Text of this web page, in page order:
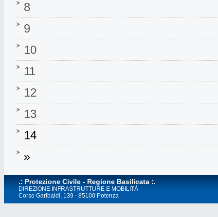
8
9
10
11
12
13
14
»
.: Protezione Civile - Regione Basilicata :.
DIREZIONE INFRASTRUTTURE E MOBILITÁ
Corso Garibaldi, 139 - 85100 Potenza